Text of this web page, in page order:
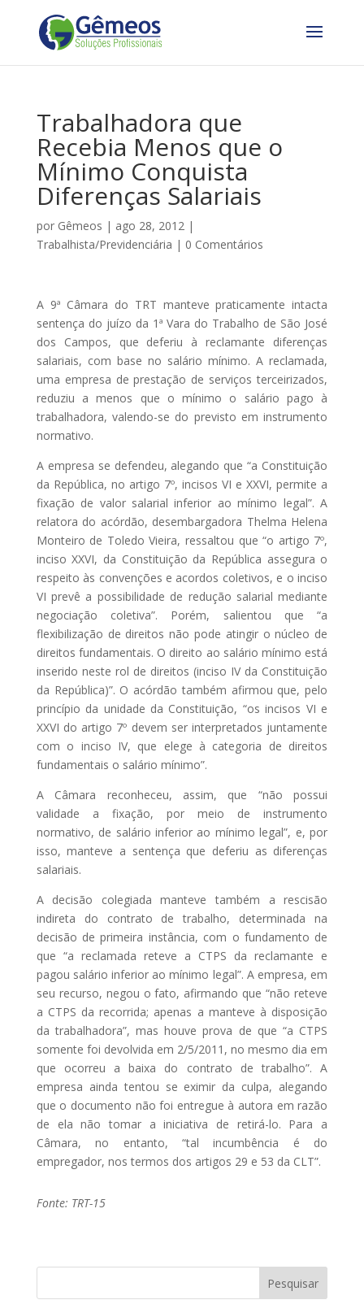
Trabalhadora que
Recebia Menos que o
Mínimo Conquista
Diferenças Salariais
por Gêmeos | ago 28, 2012|
Trabalhista/Previdenciária | 0 Comentários
A 9ª Câmara do TRT manteve praticamente intacta
sentença do juízo da 1ª Vara do Trabalho de São José
dos Campos, que deferiu à reclamante diferenças
salariais, com base no salário mínimo. A reclamada,
uma empresa de prestação de serviços terceirizados,
reduziu a menos que o mínimo o salário pago à
trabalhadora, valendo-se do previsto em instrumento
normativo.
A empresa se defendeu, alegando que “a Constituição
da República, no artigo 7º, incisos VI e XXVI, permite a
fixação de valor salarial inferior ao mínimo legal”. A
relatora do acórdão, desembargadora Thelma Helena
Monteiro de Toledo Vieira, ressaltou que “o artigo 7º,
inciso XXVI, da Constituição da República assegura o
respeito às convenções e acordos coletivos, e o inciso
VI prevê a possibilidade de redução salarial mediante
negociação coletiva”. Porém, salientou que “a
flexibilização de direitos não pode atingir o núcleo de
direitos fundamentais. O direito ao salário mínimo está
inserido neste rol de direitos (inciso IV da Constituição
da República)”. O acórdão também afirmou que, pelo
princípio da unidade da Constituição, “os incisos VI e
XXVI do artigo 7º devem ser interpretados juntamente
com o inciso IV, que elege à categoria de direitos
fundamentais o salário mínimo”.
A Câmara reconheceu, assim, que “não possui
validade a fixação, por meio de instrumento
normativo, de salário inferior ao mínimo legal”, e, por
isso, manteve a sentença que deferiu as diferenças
salariais.
A decisão colegiada manteve também a rescisão
indireta do contrato de trabalho, determinada na
decisão de primeira instância, com o fundamento de
que “a reclamada reteve a CTPS da reclamante e
pagou salário inferior ao mínimo legal”. A empresa, em
seu recurso, negou o fato, afirmando que “não reteve
a CTPS da recorrida; apenas a manteve à disposição
da trabalhadora”, mas houve prova de que “a CTPS
somente foi devolvida em 2/5/2011, no mesmo dia em
que ocorreu a baixa do contrato de trabalho”. A
empresa ainda tentou se eximir da culpa, alegando
que o documento não foi entregue à autora em razão
de ela não tomar a iniciativa de retirá-lo. Para a
Câmara, no entanto, “tal incumbência é do
empregador, nos termos dos artigos 29 e 53 da CLT”.
Fonte: TRT-15